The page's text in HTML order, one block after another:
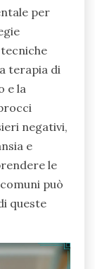
per
terapia di
e la
negativi,
e
le
può
queste